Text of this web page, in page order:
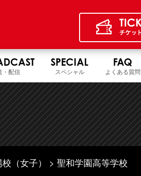
・配信
SPECIAL
スペシャル
FAQ
よくある質問
（女子） 聖和学園高等学校